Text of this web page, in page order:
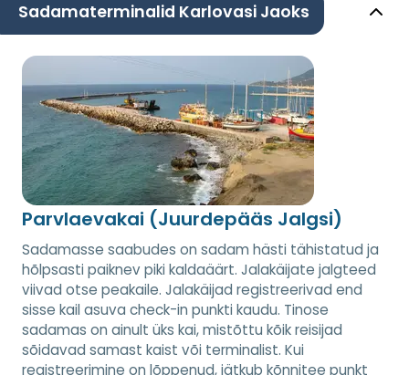
Sadamaterminalid Karlovasi Jaoks
Parvlaevakai (Juurdepääs Jalgsi)
Sadamasse saabudes on sadam hästi tähistatud ja
hõlpsasti paiknev piki kaldaäärt. Jalakäijate jalgteed
viivad otse peakaile. Jalakäijad registreerivad end
sisse kail asuva check-in punkti kaudu. Tinose
sadamas on ainult üks kai, mistõttu kõik reisijad
sõidavad samast kaist või terminalist. Kui
registreerimine on lõppenud, jätkub kõnnitee punkt